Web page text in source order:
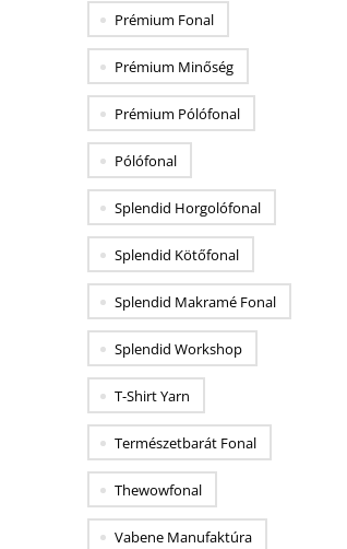
Prémium Fonal
Prémium Minőség
Prémium Pólófonal
Pólófonal
Splendid Horgolófonal
Splendid Kötőfonal
Splendid Makramé Fonal
Splendid Workshop
T-Shirt Yarn
Természetbarát Fonal
Thewowfonal
Vabene Manufaktúra
Impresszum
Kapcsolat
Viszonteladóknak